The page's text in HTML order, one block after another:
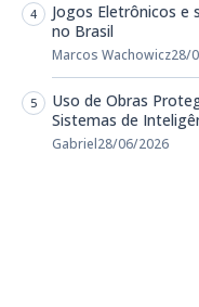
Jogos Eletrônicos e
no Brasil
Marcos Wachowicz28/
Uso de Obras
Sistemas de
Gabriel28/06/2026